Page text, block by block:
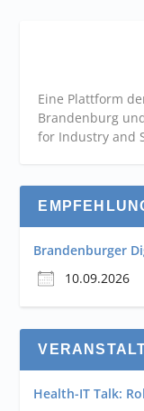
Eine Plattform
Brandenburg
for Industry and
Brandenburger
10.09.2026
Health-IT Talk: